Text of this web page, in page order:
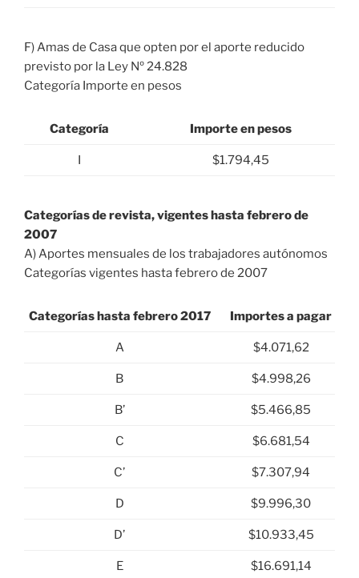
F) Amas de Casa que opten por el aporte reducido
previsto por la Ley Nº 24.828
Categoría Importe en pesos
Categoría Importe en pesos
I $1.794,45
Categorías de revista, vigentes hasta febrero de
2007
A) Aportes mensuales de los trabajadores autónomos
Categorías vigentes hasta febrero de 2007
Categorías hasta febrero 2017 Importes a pagar
A $4.071,62
B $4.998,26
B’ $5.466,85
C $6.681,54
C’ $7.307,94
D $9.996,30
D’ $10.933,45
E $16.691,14